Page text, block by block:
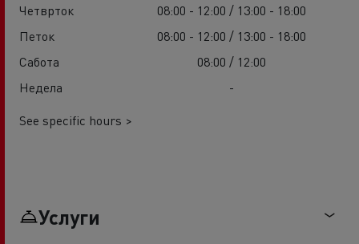
Четврток
08:00 - 12:00 / 13:00 - 18:00
Петок
08:00 - 12:00 / 13:00 - 18:00
Сабота
08:00 / 12:00
Недела
-
See specific hours >
Услуги